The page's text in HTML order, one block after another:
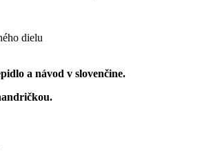
dielu
a návod v slovenčine.